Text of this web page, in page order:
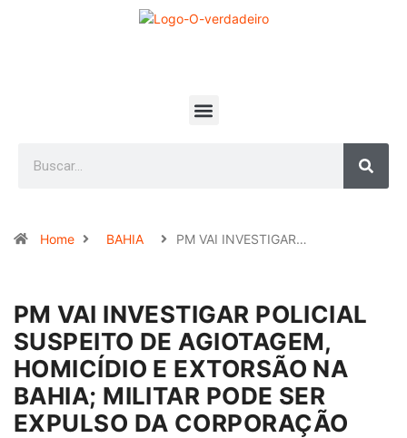
Home BAHIA PM VAI INVESTIGAR…
PM VAI INVESTIGAR POLICIAL
SUSPEITO DE AGIOTAGEM,
HOMICÍDIO E EXTORSÃO NA
BAHIA; MILITAR PODE SER
EXPULSO DA CORPORAÇÃO